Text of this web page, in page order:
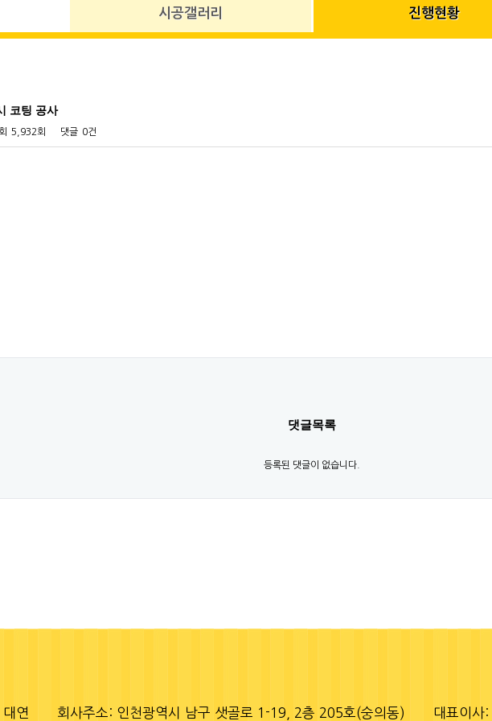
시공갤러리 진행현황
코팅 공사
5,932회 댓글 0건
댓글목록
등록된 댓글이 없습니다.
연 회사주소: 인천광역시 남구 샛골로 1-19, 2층 205호(숭의동) 대표이사: